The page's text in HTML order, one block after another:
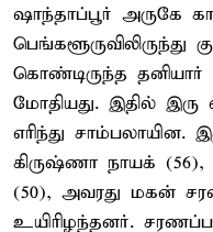
ஷாந்தாப்பூர் அருகே
பெங்களூருவிலிருந்து
கொண்டிருந்த தனியார்
மோதியது. இதில் இரு
எரிந்து சாம்பலாயின.
கிருஷ்ணா நாயக்
(50), அவரது மகன்
உயிரிழந்தனர்.